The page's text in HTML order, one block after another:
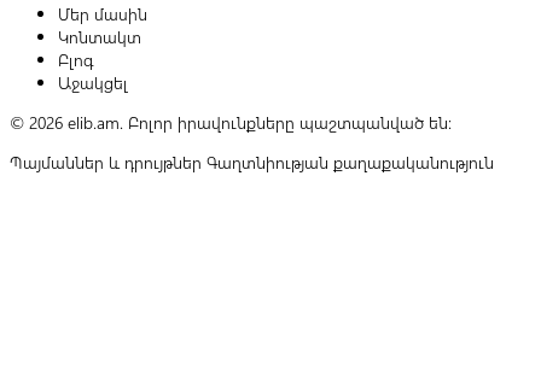
Մեր մասին
Կոնտակտ
Բլոգ
Աջակցել
© 2026 elib.am. Բոլոր իրավունքները պաշտպանված են:
Պայմաններ և դրույթներ Գաղտնիության քաղաքականություն